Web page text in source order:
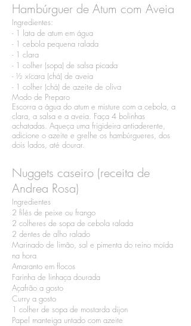
Hambúrguer de Atum com Aveia
Ingredientes:​
- 1 lata de atum em água​
- 1 cebola pequena ralada​
- 1 clara​
- 1 colher (sopa) de salsa picada​
- ½ xícara (chá) de aveia​
- 1 colher (chá) de azeite de oliva
Modo de Preparo​
Escorra a água do atum e misture com a cebola, a
clara, a salsa e a aveia. Faça 4 bolinhas
achatadas. Aqueça uma frigideira antiaderente,
adicione o azeite e grelhe os hambúrgueres, dos
dois lados, até dourar.
Nuggets caseiro (receita de
Andrea Rosa)
Ingredientes
2 filés de peixe ou frango
2 colheres de sopa de cebola ralada
2 dentes de alho ralado
Marinado de limão, sal e pimenta do reino moída
na hora
Amaranto em flocos
Farinha de linhaça dourada
Açafrão a gosto
Curry a gosto
1 colher de sopa de mostarda dijon
Papel manteiga untado com azeite